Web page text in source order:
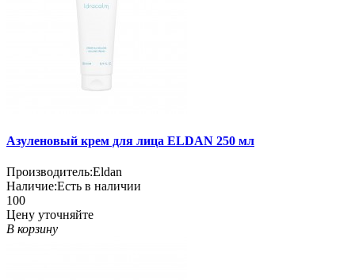
Азуленовый крем для лица ELDAN 250 мл
Производитель:Eldan
Наличие:Есть в наличии
100
Цену уточняйте
В корзину